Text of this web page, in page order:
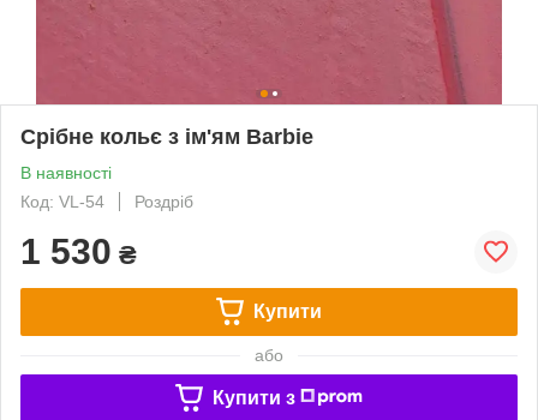
Срібне кольє з ім'ям Barbie
В наявності
Код: VL-54
Роздріб
1 530 ₴
Купити
або
Купити з